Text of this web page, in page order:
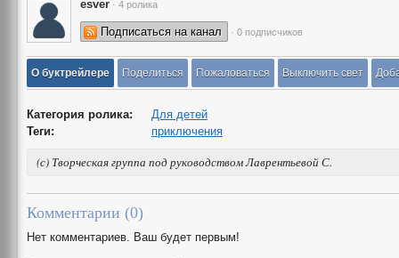
esver · 4 ролика
Подписаться на канал · 0 подписчиков
О буктрейлере Поделиться Пожаловаться Выключить свет
Категория ролика:
Для детей
Теги:
приключения
(с) Творческая группа под руководством Лаврентьевой С.
Комментарии (0)
Нет комментариев. Ваш будет первым!